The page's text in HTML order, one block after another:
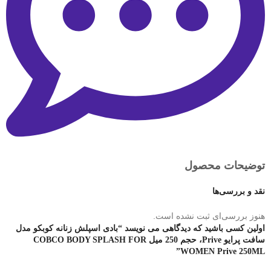
توضیحات محصول
نقد و بررسی‌ها
هنوز بررسی‌ای ثبت نشده است.
اولین کسی باشید که دیدگاهی می نویسد “بادی اسپلش زنانه کوبکو مدل
سافت پرایو Prive، حجم 250 میل COBCO BODY SPLASH FOR
WOMEN Prive 250ML”